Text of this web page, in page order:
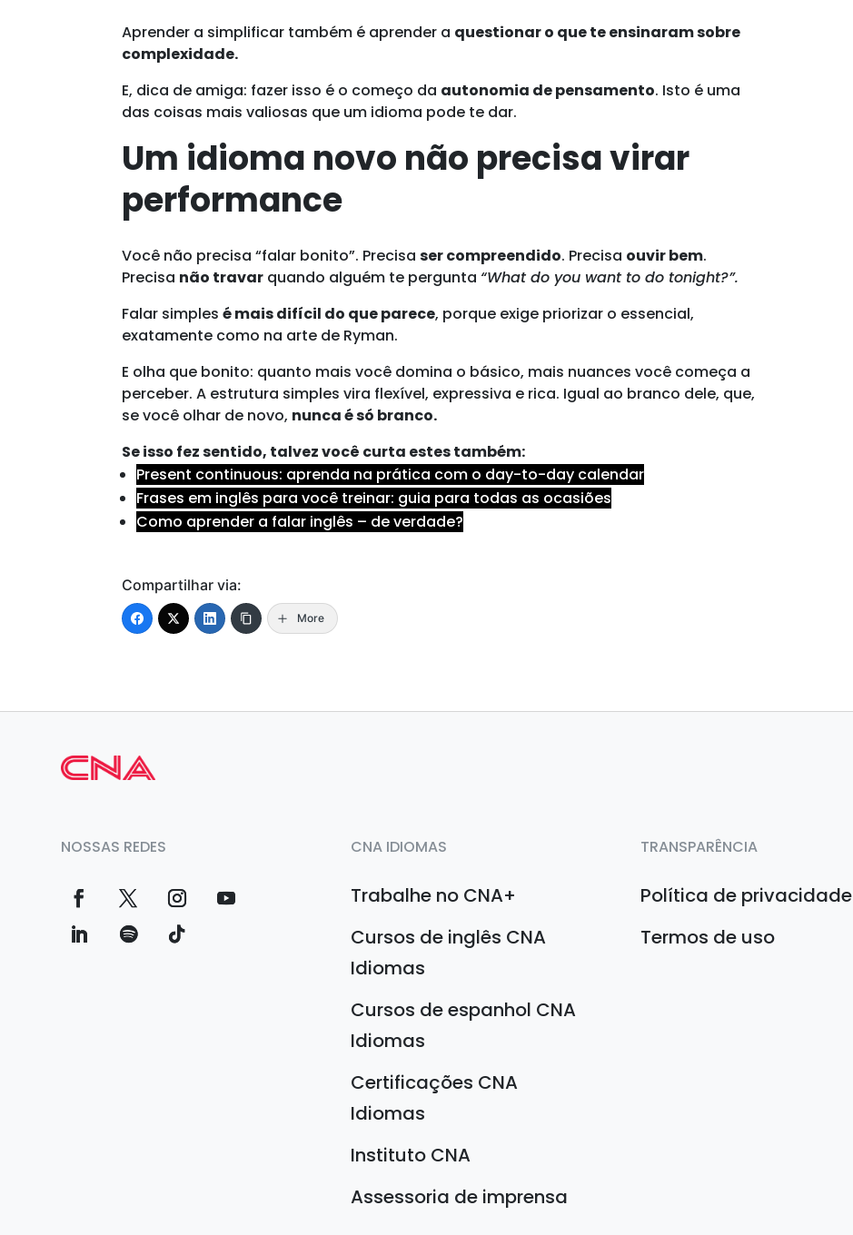
Aprender a simplificar também é aprender a questionar o que te ensinaram sobre
complexidade.
E, dica de amiga: fazer isso é o começo da autonomia de pensamento. Isto é uma
das coisas mais valiosas que um idioma pode te dar.
Um idioma novo não precisa virar
performance
Você não precisa “falar bonito”. Precisaser compreendido. Precisa ouvir bem.
Precisa não travar quando alguém te pergunta“What do you want to do tonight?”.
Falar simplesé mais difícil do que parece, porque exige priorizar o essencial,
exatamente como na arte de Ryman.
E olha que bonito: quanto mais você domina o básico, mais nuances você começa a
perceber. A estrutura simples vira flexível, expressiva e rica. Igual ao branco dele, que,
se você olhar de novo, nunca é só branco.
Se isso fez sentido, talvez você curta estes também:
Present continuous: aprenda na prática com o day-to-day calendar
Frases em inglês para você treinar: guia para todas as ocasiões
Como aprender a falar inglês – de verdade?
Compartilhar via:
More
NOSSAS REDES CNA IDIOMAS
Trabalhe no CNA+
Cursos de inglês CNA
Idiomas
Cursos de espanhol CNA
Idiomas
Certificações CNA
Idiomas
Instituto CNA
Assessoria de imprensa
TRANSPARÊNCIA
Política de privacidade
Termos de uso